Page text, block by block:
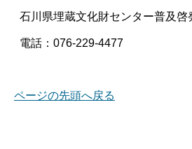
石川県埋蔵文化財センター普及啓
電話：076-229-4477
ページの先頭へ戻る